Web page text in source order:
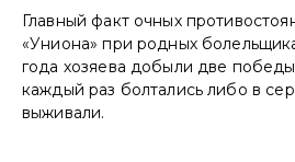
Главный факт очных
«Униона» при родных
года хозяева добыли две
каждый раз болтались либо в
выживали.